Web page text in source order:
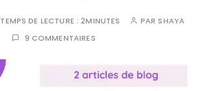
TEMPS DE LECTURE :2MINUTES PAR SHAYA
9 COMMENTAIRES